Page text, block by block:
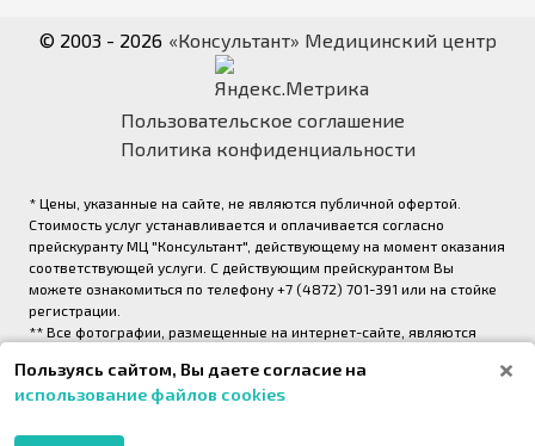
© 2003 - 2026 «Консультант» Медицинский центр
Пользовательское соглашение
Политика конфиденциальности
* Цены, указанные на сайте, не являются публичной офертой.
Стоимость услуг устанавливается и оплачивается согласно
прейскуранту МЦ "Консультант", действующему на момент оказания
соответствующей услуги. С действующим прейскурантом Вы
можете ознакомиться по телефону +7 (4872) 701-391 или на стойке
регистрации.
** Все фотографии, размещенные на интернет-сайте, являются
«Консультант» (правообладатель ООО «Медрейд»)
Пользуясь сайтом, Вы даете согласие на
использование файлов cookies